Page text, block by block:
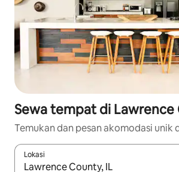
Sewa tempat di Lawrence
Temukan dan pesan akomodasi unik
Lokasi
Jika hasil yang dicari tersedia, telusuri